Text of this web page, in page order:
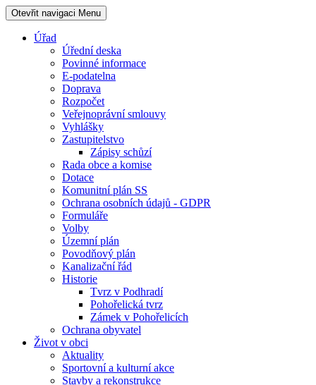
Otevřit navigaci Menu
Úřad
Úřední deska
Povinné informace
E-podatelna
Doprava
Rozpočet
Veřejnoprávní smlouvy
Vyhlášky
Zastupitelstvo
Zápisy schůzí
Rada obce a komise
Dotace
Komunitní plán SS
Ochrana osobních údajů - GDPR
Formuláře
Volby
Územní plán
Povodňový plán
Kanalizační řád
Historie
Tvrz v Podhradí
Pohořelická tvrz
Zámek v Pohořelicích
Ochrana obyvatel
Život v obci
Aktuality
Sportovní a kulturní akce
Stavby a rekonstrukce